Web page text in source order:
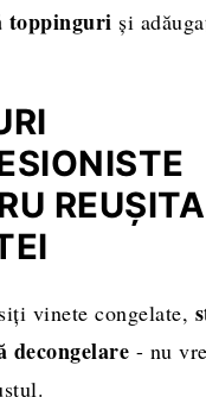
toppinguri și
REUȘITA
vinete congelate,
decongelare - nu